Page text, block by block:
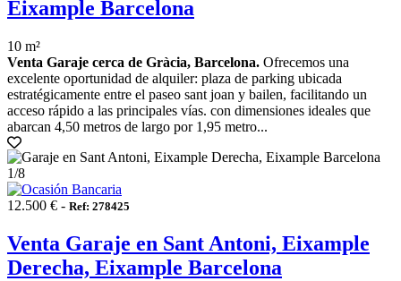
Eixample Barcelona
10 m²
Venta Garaje cerca de Gràcia, Barcelona. Ofrecemos una
excelente oportunidad de alquiler: plaza de parking ubicada
estratégicamente entre el paseo sant joan y bailen, facilitando un
acceso rápido a las principales vías. con dimensiones ideales que
abarcan 4,50 metros de largo por 1,95 metro...
1/8
12.500 € - Ref: 278425
Venta Garaje en Sant Antoni, Eixample
Derecha, Eixample Barcelona